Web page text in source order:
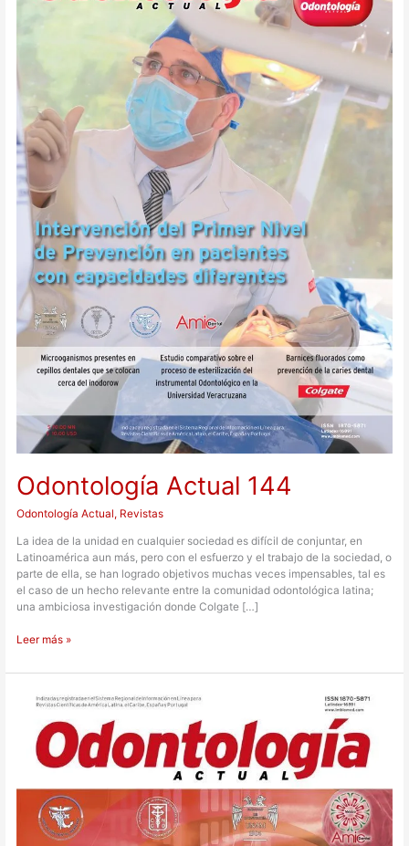
Odontología Actual 144
Odontología Actual, Revistas
La idea de la unidad en cualquier sociedad es difícil de conjuntar, en
Latinoamérica aun más, pero con el esfuerzo y el trabajo de la sociedad, o
parte de ella, se han logrado objetivos muchas veces impensables, tal es
el caso de un hecho relevante entre la comunidad odontológica latina;
una ambiciosa investigación donde Colgate […]
Leer más »
Odontología